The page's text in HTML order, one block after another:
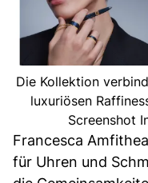
Die Kollektion
luxuriösen
Screenshot
Francesca
für Uhren und